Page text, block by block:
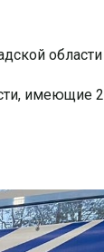
области
имеющие 2